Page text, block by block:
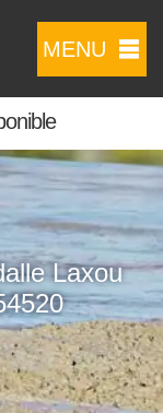
MENU
Laxou